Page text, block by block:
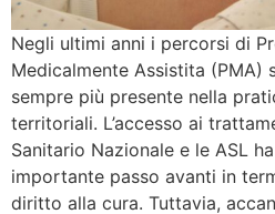
Negli ultimi anni i percorsi di
Medicalmente Assistita (PMA)
sempre più presente nella
territoriali. L’accesso ai
Sanitario Nazionale e le ASL
importante passo avanti in
diritto alla cura. Tuttavia,